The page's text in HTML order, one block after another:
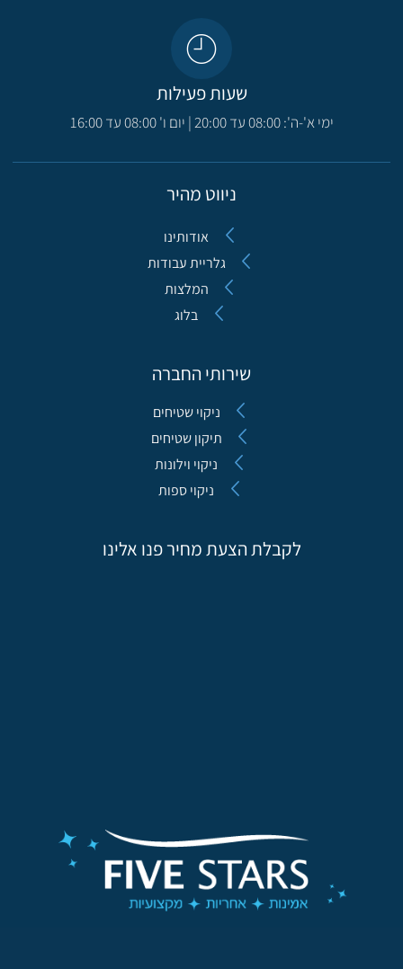
שעות פעילות
ימי א'-ה': 08:00 עד 20:00 | יום ו' 08:00 עד 16:00
ניווט מהיר
אודותינו
גלריית עבודות
המלצות
בלוג
שירותי החברה
ניקוי שטיחים
תיקון שטיחים
ניקוי וילונות
ניקוי ספות
לקבלת הצעת מחיר פנו אלינו